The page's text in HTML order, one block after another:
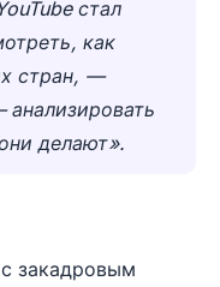
стал
как
стран, —
делают».
закадровым